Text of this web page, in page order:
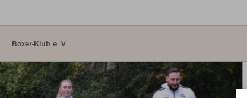
Boxer-Klub e. V.